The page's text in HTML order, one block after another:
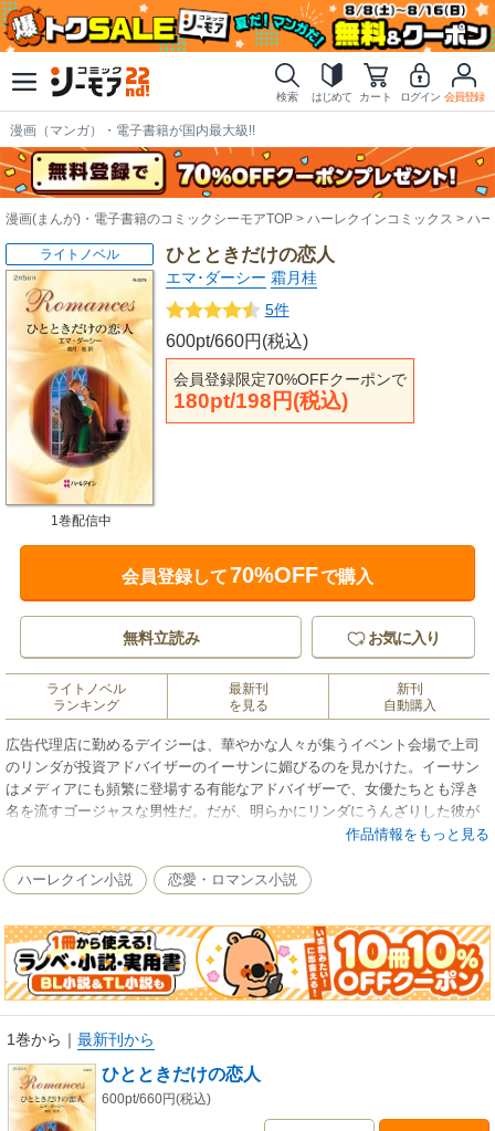
検索 はじめて カート ログイン 会員登録
漫画（マンガ）・電子書籍が国内最大級!!
漫画(まんが)・電子書籍のコミックシーモアTOP ハーレクインコミックス ハ
ひとときだけの恋人
エマ･ダーシー 霜月桂
5件
600pt/660円(税込)
会員登録限定70%OFFクーポンで
180pt/198円(税込)
ライトノベル
1巻配信中
会員登録して70%OFFで購入
無料立読み お気に入り
ライトノベル
ランキング
最新刊
を見る
新刊
自動購入
広告代理店に勤めるデイジーは、華やかな人々が集うイベント会場で上司
のリンダが投資アドバイザーのイーサンに媚びるのを見かけた。イーサン
はメディアにも頻繁に登場する有能なアドバイザーで、女優たちとも浮き
名を流すゴージャスな男性だ。だが、明らかにリンダにうんざりした彼が
デイジーに話しかけ、憤慨したリンダにその場で解雇されるはめに陥って
い。そもそも、軽々しいプレイボーイが私をからかったせいなのに。イー
サンに怒りをぶつけたデイジーは、返ってきた言葉に耳を疑った。「お詫
むヒロインの姿を情熱的に描きます。
作品情報をもっと見る
ハーレクイン小説 恋愛・ロマンス小説
1巻から ｜ 最新刊から
ひとときだけの恋人
600pt/660円(税込)